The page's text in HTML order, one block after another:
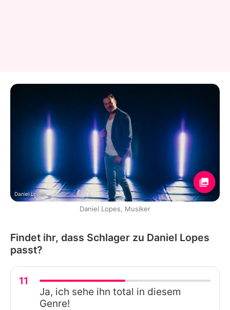
Daniel Lopes
Daniel Lopes, Musiker
Findet ihr, dass Schlager zu Daniel Lopes
passt?
11
Ja, ich sehe ihn total in diesem
Genre!